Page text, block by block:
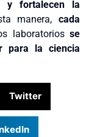
y fortalecen la
manera, cada
laboratorios se
para la ciencia
Twitter